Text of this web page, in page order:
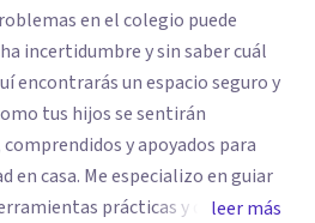
en el colegio puede
incertidumbre y sin saber cuál
encontrarás un espacio seguro y
tus hijos se sentirán
y apoyados para
en guiar
prácticas y dinámicas
leer más